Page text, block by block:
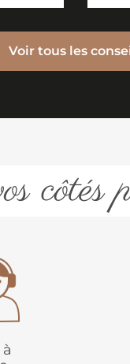
Voir tous les
côtés